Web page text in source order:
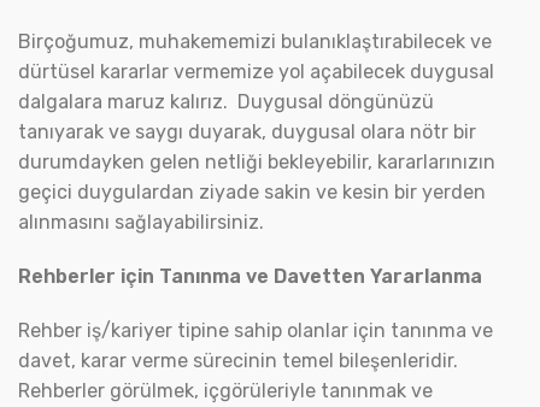
Birçoğumuz, muhakememizi bulanıklaştırabilecek ve
dürtüsel kararlar vermemize yol açabilecek duygusal
dalgalara maruz kalırız. Duygusal döngünüzü
tanıyarak ve saygı duyarak, duygusal olara nötr bir
durumdayken gelen netliği bekleyebilir, kararlarınızın
geçici duygulardan ziyade sakin ve kesin bir yerden
alınmasını sağlayabilirsiniz.
Rehberler için Tanınma ve Davetten Yararlanma
Rehber iş/kariyer tipine sahip olanlar için tanınma ve
davet, karar verme sürecinin temel bileşenleridir.
Rehberler görülmek, içgörüleriyle tanınmak ve